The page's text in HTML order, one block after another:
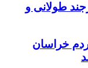
طولانی و
خراسان